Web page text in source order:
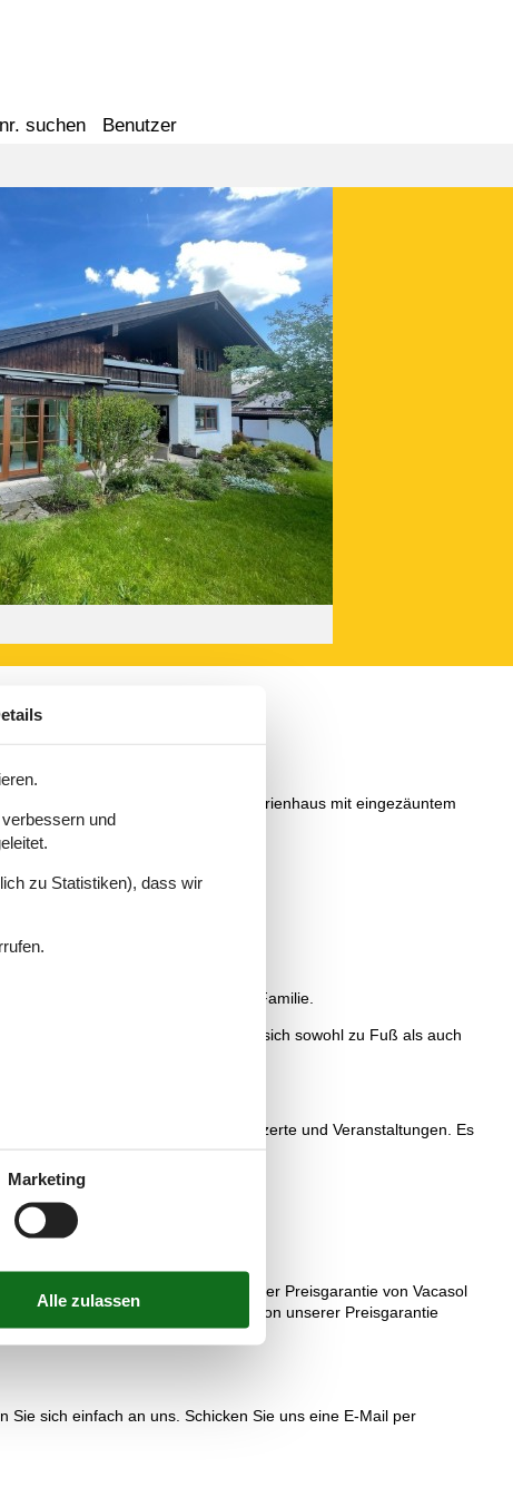
suchen Benutzer
beginnt. Wenn Sie sich für ein Ferienhaus mit eingezäuntem
bayrischen Abend mit Ihrer Familie.
in den Chiemgauer Alpen lässt sich sowohl zu Fuß als auch
aus dem Chiemgau.
ist es der perfekte Ort für Konzerte und Veranstaltungen. Es
Unterhaltung.
Sie sind ganz automatisch von der Preisgarantie von Vacasol
Vacasol vermietet werden, sind von unserer Preisgarantie
sich einfach an uns. Schicken Sie uns eine E-Mail per
und
zu Statistiken), dass wir
Marketing